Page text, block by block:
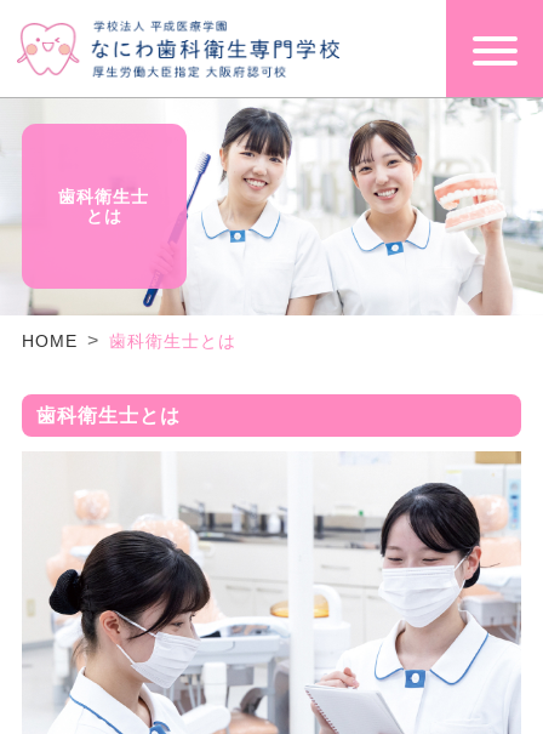
歯科衛生士
とは
HOME 歯科衛生士とは
歯科衛生士とは